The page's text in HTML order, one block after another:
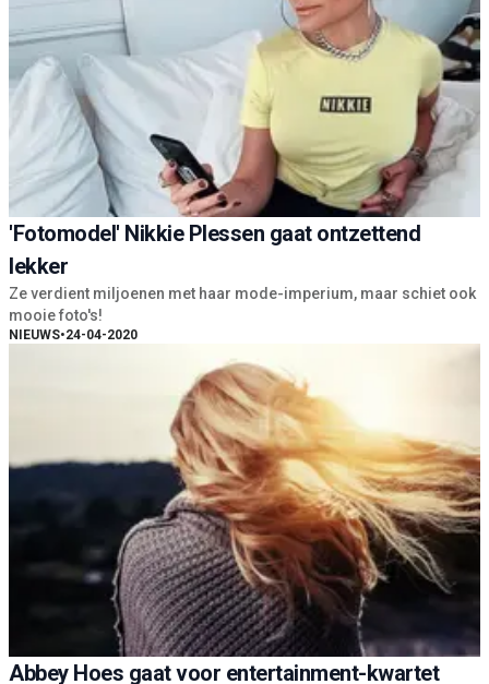
'Fotomodel' Nikkie Plessen gaat ontzettend
lekker
Ze verdient miljoenen met haar mode-imperium, maar schiet ook
mooie foto's!
NIEUWS•24-04-2020
Abbey Hoes gaat voor entertainment-kwartet